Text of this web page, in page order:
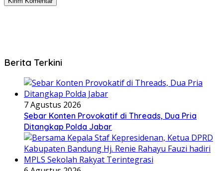
Berita Terkini
7 Agustus 2026
Sebar Konten Provokatif di Threads, Dua Pria
Ditangkap Polda Jabar